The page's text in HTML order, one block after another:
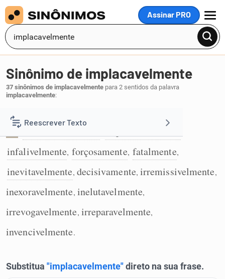
Assinar PRO
MENU
Reescrever Texto
Resumir Texto
Corrigir Texto
Detector de IA
Humanizador de IA
Sinônimo de implacavelmente
37 sinônimos de implacavelmente para 2 sentidos da palavra
implacavelmente:
De modo inevitável:
infalivelmente, forçosamente, fatalmente,
inevitavelmente, decisivamente, irremissivelmente,
inexoravelmente, inelutavelmente,
irrevogavelmente, irreparavelmente,
invencivelmente.